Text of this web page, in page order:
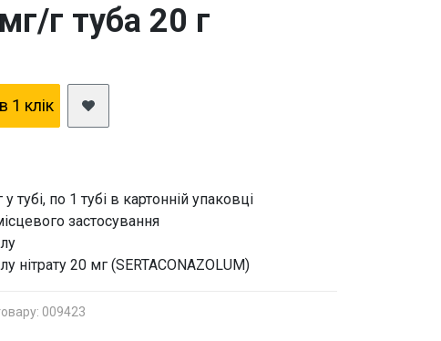
г туба 20 г
по 1 тубі в картонній упаковці
застосування
нітрату 20 мг (SERTACONAZOLUM)
009423
в 1 клiк